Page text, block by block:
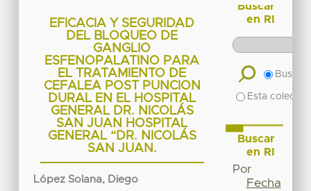
EFICACIA Y SEGURIDAD
DEL BLOQUEO DE
GANGLIO
ESFENOPALATINO PARA
EL TRATAMIENTO DE
CEFALEA POST PUNCION
DURAL EN EL HOSPITAL
GENERAL DR. NICOLÁS
SAN JUAN HOSPITAL
GENERAL “DR. NICOLÁS
SAN JUAN.
López Solana, Diego
Buscar
en RI
Buscar
Esta
Buscar
en RI
Por
Fecha